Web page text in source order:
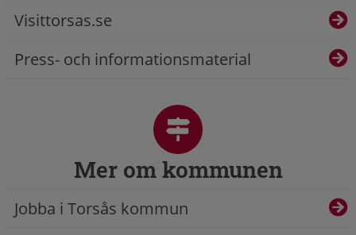
Visittorsas.se
Press- och informationsmaterial
Mer om kommunen
Jobba i Torsås kommun